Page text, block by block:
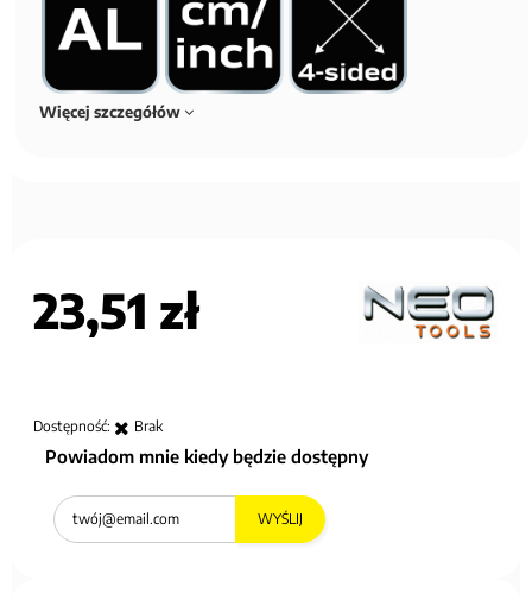
Więcej szczegółów
23,51 zł
Dostępność: Brak
Powiadom mnie kiedy będzie dostępny
WYŚLIJ